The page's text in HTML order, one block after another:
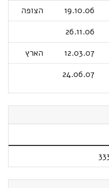
19.10.06
הצופה
26.11.06
12.03.07
הארץ
24.06.07